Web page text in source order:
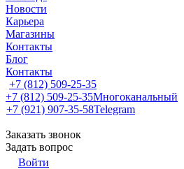
Новости
Карьера
Магазины
Контакты
Блог
Контакты
+7 (812) 509-25-35
+7 (812) 509-25-35Многоканальный
+7 (921) 907-35-58Telegram
Заказать звонок
Задать вопрос
Войти